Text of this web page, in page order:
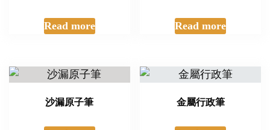
Read more Read more
沙漏原子筆 金屬行政筆